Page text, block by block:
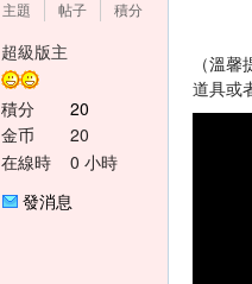
主題
帖子
積分
超級版主
積分
20
金币
20
在線時
0 小時
發消息
（溫
道具或